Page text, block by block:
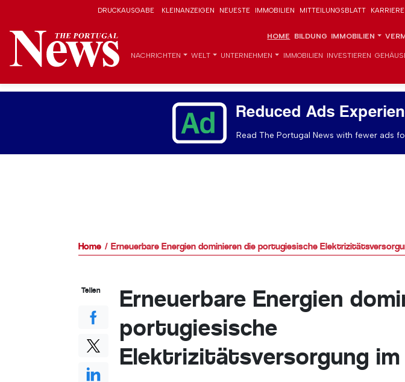
DRUCKAUSGABE KLEINANZEIGEN NEUESTE IMMOBILIEN MITTEILUNGSBLATT KARRIERE
HOME BILDUNG IMMOBILIEN
NACHRICHTEN WELT UNTERNEHMEN IMMOBILIEN INVESTIEREN
Reduced Ads
Read The Portugal News with fewer ads
Home Erneuerbare Energien dominieren die portugiesische
Erneuerbare Energien
portugiesische
Elektrizitätsversorgung im
Teilen